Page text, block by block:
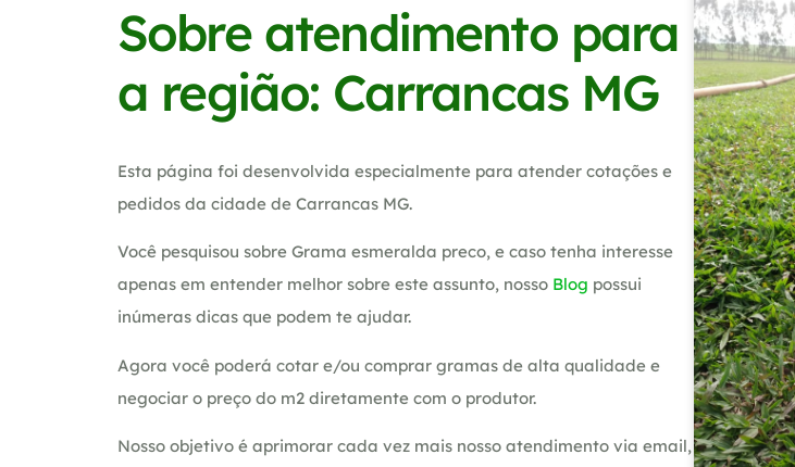
Sobre atendimento para
a região: Carrancas MG
Esta página foi desenvolvida especialmente para atender cotações e
pedidos da cidade de Carrancas MG.
Você pesquisou sobre Grama esmeralda preco, e caso tenha interesse
apenas em entender melhor sobre este assunto, nosso Blog possui
inúmeras dicas que podem te ajudar.
Agora você poderá cotar e/ou comprar gramas de alta qualidade e
negociar o preço do m2 diretamente com o produtor.
Nosso objetivo é aprimorar cada vez mais nosso atendimento via email,